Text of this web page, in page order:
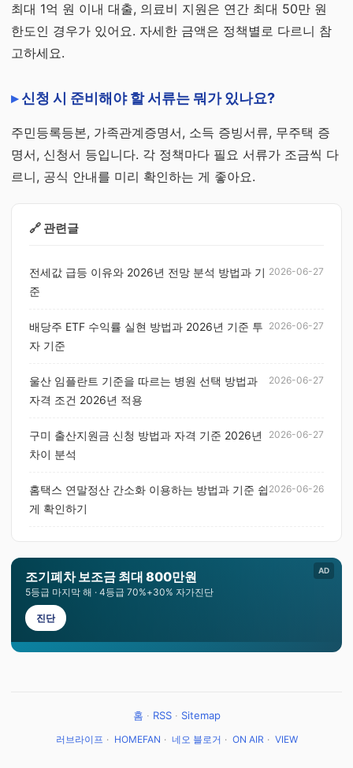
최대 1억 원 이내 대출, 의료비 지원은 연간 최대 50만 원
한도인 경우가 있어요. 자세한 금액은 정책별로 다르니 참
고하세요.
신청 시 준비해야 할 서류는 뭐가 있나요?
주민등록등본, 가족관계증명서, 소득 증빙서류, 무주택 증
명서, 신청서 등입니다. 각 정책마다 필요 서류가 조금씩 다
르니, 공식 안내를 미리 확인하는 게 좋아요.
🔗 관련글
전세값 급등 이유와 2026년 전망 분석 방법과 기
준
2026-06-27
배당주 ETF 수익률 실현 방법과 2026년 기준 투
자 기준
2026-06-27
울산 임플란트 기준을 따르는 병원 선택 방법과
자격 조건 2026년 적용
2026-06-27
구미 출산지원금 신청 방법과 자격 기준 2026년
차이 분석
2026-06-27
홈택스 연말정산 간소화 이용하는 방법과 기준 쉽
게 확인하기
2026-06-26
AD
조기폐차 보조금 최대 800만원
5등급 마지막 해 · 4등급 70%+30% 자가진단
진단
홈 · RSS· Sitemap
러브라이프 · HOMEFAN · 네오 블로거 · ON AIR · VIEW